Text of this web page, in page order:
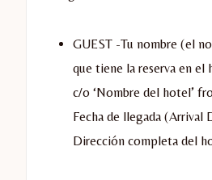
GUEST -Tu nombre (el
que tiene la reserva en el
c/o ‘Nombre del hotel’
Fecha de llegada (Arrival
Dirección completa del